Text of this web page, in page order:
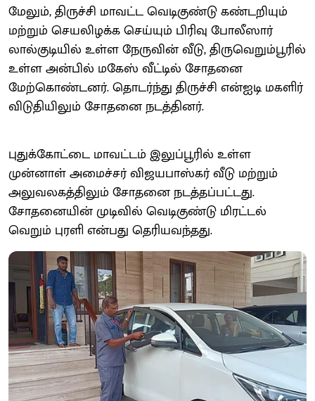
மேலும், திருச்சி மாவட்ட வெடிகுண்டு கண்டறியும்
மற்றும் செயலிழக்க செய்யும் பிரிவு போலீஸார்
லால்குடியில் உள்ள நேருவின் வீடு, திருவெறும்பூரில்
உள்ள அன்பில் மகேஸ் வீட்டில் சோதனை
மேற்கொண்டனர். தொடர்ந்து திருச்சி என்ஐடி மகளிர்
விடுதியிலும் சோதனை நடத்தினர்.
புதுக்கோட்டை மாவட்டம் இலுப்பூரில் உள்ள
முன்னாள் அமைச்சர் விஜயபாஸ்கர் வீடு மற்றும்
அலுவலகத்திலும் சோதனை நடத்தப்பட்டது.
சோதனையின் முடிவில் வெடிகுண்டு மிரட்டல்
வெறும் புரளி என்பது தெரியவந்தது.